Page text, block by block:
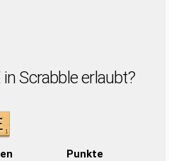
Scrabble erlaubt?
Punkte